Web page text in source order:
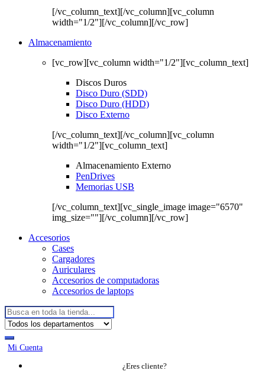
[/vc_column_text][/vc_column][vc_column
width="1/2"][/vc_column][/vc_row]
Almacenamiento
[vc_row][vc_column width="1/2"][vc_column_text]
Discos Duros
Disco Duro (SDD)
Disco Duro (HDD)
Disco Externo
[/vc_column_text][/vc_column][vc_column
width="1/2"][vc_column_text]
Almacenamiento Externo
PenDrives
Memorias USB
[/vc_column_text][vc_single_image image="6570"
img_size=""][/vc_column][/vc_row]
Accesorios
Cases
Cargadores
Auriculares
Accesorios de computadoras
Accesorios de laptops
Buscar:
Mi Cuenta
¿Eres cliente?